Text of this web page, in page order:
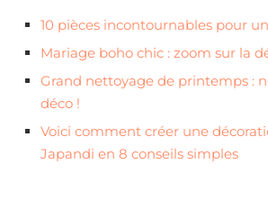
10 pièces incontournables pour
Mariage boho chic : zoom sur la
Grand nettoyage de printemps :
déco !
Voici comment créer une
Japandi en 8 conseils simples